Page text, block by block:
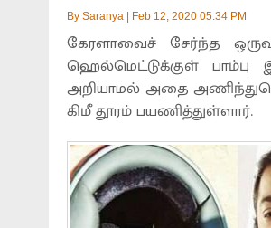
By Saranya Feb 12, 2020 05:34 PM
கேரளாவைச் சேர்ந்த
ஹெல்மெட்டுக்குள் பாம்பு
அறியாமல் அதை
கிமீ தூரம் பயணித்துள்ளார்.